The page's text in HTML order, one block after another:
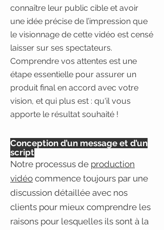
connaître leur public cible et avoir
une idée précise de l’impression que
le visionnage de cette vidéo est censé
laisser sur ses spectateurs.
Comprendre vos attentes est une
étape essentielle pour assurer un
produit final en accord avec votre
vision, et qui plus est : qu'il vous
apporte le résultat souhaité !
Conception d’un message et d’un
script
Notre processus de production
vidéo commence toujours par une
discussion détaillée avec nos
clients pour mieux comprendre les
raisons pour lesquelles ils sont à la